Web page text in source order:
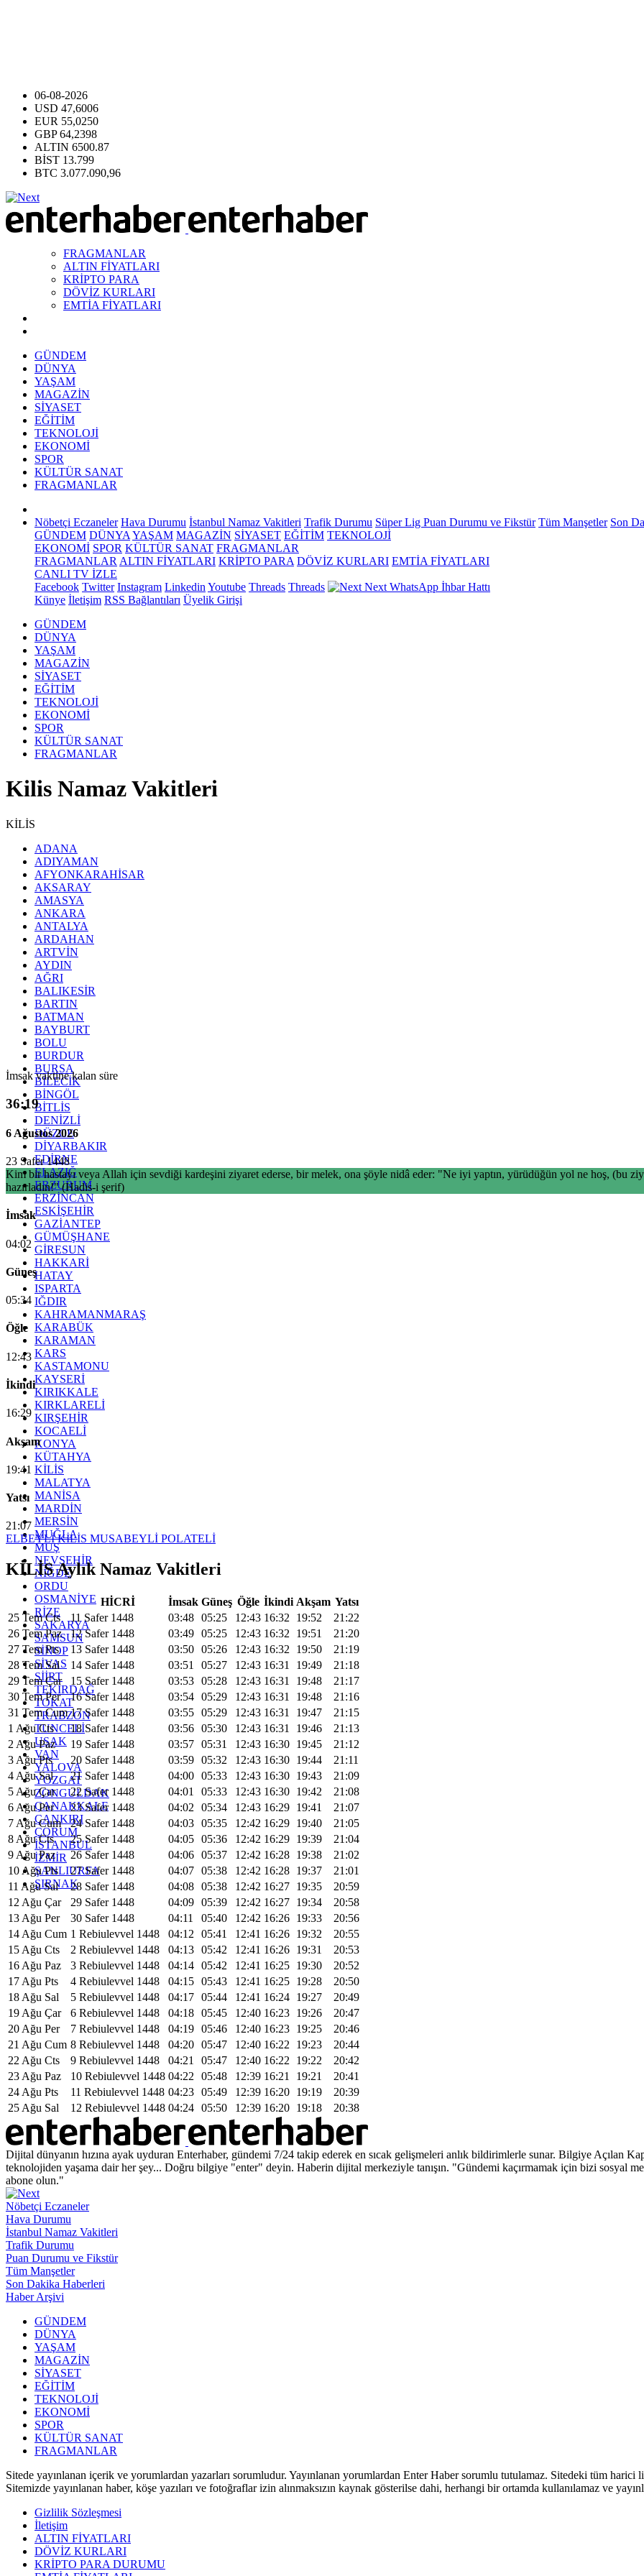
06-08-2026
USD 47,6006
EUR 55,0250
GBP64,2398
ALTIN 6500.87
BİST 13.799
BTC 3.077.090,96
FRAGMANLAR
ALTIN FİYATLARI
KRİPTO PARA
DÖVİZ KURLARI
EMTİA FİYATLARI
GÜNDEM
DÜNYA
YAŞAM
MAGAZİN
SİYASET
EĞİTİM
TEKNOLOJİ
EKONOMİ
SPOR
KÜLTÜR SANAT
FRAGMANLAR
Nöbetçi Eczaneler Hava Durumu İstanbul Namaz Vakitleri Trafik Durumu Süper Lig Puan Durumu ve Fikstür Tüm Manşetler Son
GÜNDEM DÜNYA YAŞAM MAGAZİN SİYASET EĞİTİM TEKNOLOJİ
EKONOMİ SPOR KÜLTÜR SANAT FRAGMANLAR
FRAGMANLAR ALTIN FİYATLARI KRİPTO PARA DÖVİZ KURLARI EMTİA FİYATLARI
CANLI TV İZLE
Facebook Twitter Instagram Linkedin Youtube Threads Threads Next WhatsApp İhbar Hattı
Künye İletişim RSS Bağlantıları Üyelik Girişi
GÜNDEM
DÜNYA
YAŞAM
MAGAZİN
SİYASET
EĞİTİM
TEKNOLOJİ
EKONOMİ
SPOR
KÜLTÜR SANAT
FRAGMANLAR
Kilis Namaz Vakitleri
KİLİS
ADANA
ADIYAMAN
AFYONKARAHİSAR
AKSARAY
AMASYA
ANKARA
ANTALYA
ARDAHAN
ARTVİN
AYDIN
AĞRI
BALIKESİR
BARTIN
BATMAN
BAYBURT
BOLU
BURDUR
BURSA
BİLECİK
BİNGÖL
BİTLİS
DENİZLİ
DÜZCE
DİYARBAKIR
EDİRNE
ELAZIĞ
ERZURUM
ERZİNCAN
ESKİŞEHİR
GAZİANTEP
GÜMÜŞHANE
GİRESUN
HAKKARİ
HATAY
ISPARTA
IĞDIR
KAHRAMANMARAŞ
KARABÜK
KARAMAN
KARS
KASTAMONU
KAYSERİ
KIRIKKALE
KIRKLARELİ
KIRŞEHİR
KOCAELİ
KONYA
KÜTAHYA
KİLİS
MALATYA
MANİSA
MARDİN
MERSİN
MUĞLA
MUŞ
NEVŞEHİR
NİĞDE
ORDU
OSMANİYE
RİZE
SAKARYA
SAMSUN
SİNOP
SİVAS
SİİRT
TEKİRDAĞ
TOKAT
TRABZON
TUNCELİ
UŞAK
VAN
YALOVA
YOZGAT
ZONGULDAK
ÇANAKKALE
ÇANKIRI
ÇORUM
İSTANBUL
İZMİR
ŞANLIURFA
ŞIRNAK
İmsak vaktine kalan süre
36:18
6 Ağustos 2026
23 Safer 1448
Kim bir hastayı veya Allah için sevdiği kardeşini ziyaret ederse, bir melek, ona şöyle nidâ eder: "Ne iyi yaptın, yürüdüğün yol ne hoş, (bu
hazırladın!" (Hadis-i şerif)
İmsak
04:02
Güneş
05:34
Öğle
12:43
İkindi
16:29
Akşam
19:41
Yatsı
21:07
ELBEYLİKİLİS MUSABEYLİ POLATELİ
KİLİS Aylık Namaz Vakitleri
HİCRİ İmsak Güneş Öğle İkindi Akşam Yatsı
25 Tem Cts
11 Safer 1448 03:48 05:25 12:43 16:32 19:52
21:22
26 Tem Paz
12 Safer 1448 03:49 05:25 12:43 16:32 19:51
21:20
27 Tem Pts
13 Safer 1448 03:50 05:26 12:43 16:32 19:50
21:19
28 Tem Sal
14 Safer 1448 03:51 05:27 12:43 16:31 19:49
21:18
29 Tem Çar
15 Safer 1448 03:53 05:28 12:43 16:31 19:48
21:17
30 Tem Per
16 Safer 1448 03:54 05:29 12:43 16:31 19:48
21:16
31 Tem Cum 17 Safer 1448 03:55 05:29 12:43 16:31 19:47
21:15
1 Ağu Cts
18 Safer 1448 03:56 05:30 12:43 16:31 19:46
21:13
2 Ağu Paz
19 Safer 1448 03:57 05:31 12:43 16:30 19:45
21:12
3 Ağu Pts
20 Safer 1448 03:59 05:32 12:43 16:30 19:44
21:11
4 Ağu Sal
21 Safer 1448 04:00 05:33 12:43 16:30 19:43
21:09
5 Ağu Çar
22 Safer 1448 04:01 05:33 12:43 16:30 19:42
21:08
6 Ağu Per
23 Safer 1448 04:02 05:34 12:43 16:29 19:41
21:07
7 Ağu Cum
24 Safer 1448 04:03 05:35 12:42 16:29 19:40
21:05
8 Ağu Cts
25 Safer 1448 04:05 05:36 12:42 16:29 19:39
21:04
9 Ağu Paz
26 Safer 1448 04:06 05:37 12:42 16:28 19:38
21:02
10 Ağu Pts
27 Safer 1448 04:07 05:38 12:42 16:28 19:37
21:01
11 Ağu Sal
28 Safer 1448 04:08 05:38 12:42 16:27 19:35
20:59
12 Ağu Çar
29 Safer 1448 04:09 05:39 12:42 16:27 19:34
20:58
13 Ağu Per
30 Safer 1448 04:11 05:40 12:42 16:26 19:33
20:56
14 Ağu Cum 1 Rebiulevvel 1448 04:12 05:41 12:41 16:26 19:32
20:55
15 Ağu Cts
2 Rebiulevvel 1448 04:13 05:42 12:41 16:26 19:31
20:53
16 Ağu Paz
3 Rebiulevvel 1448 04:14 05:42 12:41 16:25 19:30
20:52
17 Ağu Pts
4 Rebiulevvel 1448 04:15 05:43 12:41 16:25 19:28
20:50
18 Ağu Sal
5 Rebiulevvel 1448 04:17 05:44 12:41 16:24 19:27
20:49
19 Ağu Çar
6 Rebiulevvel 1448 04:18 05:45 12:40 16:23 19:26
20:47
20 Ağu Per
7 Rebiulevvel 1448 04:19 05:46 12:40 16:23 19:25
20:46
21 Ağu Cum 8 Rebiulevvel 1448 04:20 05:47 12:40 16:22 19:23
20:44
22 Ağu Cts
9 Rebiulevvel 1448 04:21 05:47 12:40 16:22 19:22
20:42
23 Ağu Paz
10 Rebiulevvel 1448 04:22 05:48 12:39 16:21 19:21
20:41
24 Ağu Pts
11 Rebiulevvel 1448 04:23 05:49 12:39 16:20 19:19
20:39
25 Ağu Sal
12 Rebiulevvel 1448 04:24 05:50 12:39 16:20 19:18 20:38
Dijital dünyanın hızına ayak uyduran Enterhaber, gündemi 7/24 takip ederek en sıcak gelişmeleri anlık bildirimlerle sunar. Bilgiye Açılan
teknolojiden yaşama dair her şey... Doğru bilgiye "enter" deyin. Haberin dijital merkeziyle tanışın. "Gündemi kaçırmamak için bizi sosyal
abone olun."
Nöbetçi Eczaneler
Hava Durumu
İstanbul Namaz Vakitleri
Trafik Durumu
Puan Durumu ve Fikstür
Tüm Manşetler
Son Dakika Haberleri
Haber Arşivi
GÜNDEM
DÜNYA
YAŞAM
MAGAZİN
SİYASET
EĞİTİM
TEKNOLOJİ
EKONOMİ
SPOR
KÜLTÜR SANAT
FRAGMANLAR
Sitede yayınlanan içerik ve yorumlardan yazarları sorumludur. Yayınlanan yorumlardan Enter Haber sorumlu tutulamaz. Sitedeki tüm harici
Sitemizde yayınlanan haber, köşe yazıları ve fotoğraflar izin alınmaksızın kaynak gösterilse dahi, herhangi bir ortamda kullanılamaz ve
Gizlilik Sözleşmesi
İletişim
ALTIN FİYATLARI
DÖVİZ KURLARI
KRİPTO PARA DURUMU